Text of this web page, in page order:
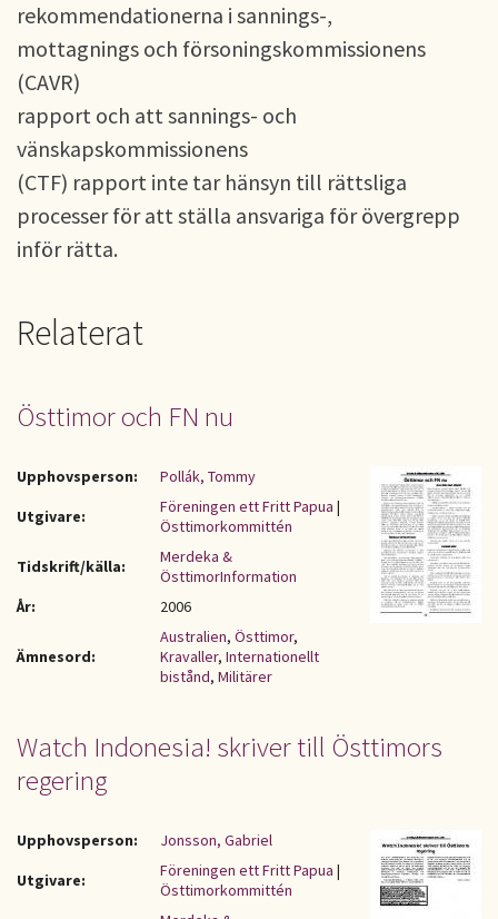
rekommendationerna i sannings-,
mottagnings och försoningskommissionens
(CAVR)
rapport och att sannings- och
vänskapskommissionens
(CTF) rapport inte tar hänsyn till rättsliga
processer för att ställa ansvariga för övergrepp
inför rätta.
Relaterat
Östtimor och FN nu
Upphovsperson:
Pollák, Tommy
Utgivare:
Föreningen ett Fritt Papua |
Östtimorkommittén
Tidskrift/källa:
Merdeka &
ÖsttimorInformation
År:
2006
Ämnesord:
Australien, Östtimor,
Kravaller, Internationellt
bistånd, Militärer
Watch Indonesia! skriver till Östtimors
regering
Upphovsperson:
Jonsson, Gabriel
Utgivare:
Föreningen ett Fritt Papua |
Östtimorkommittén